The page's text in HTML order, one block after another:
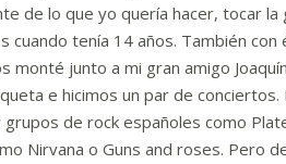
de lo que yo quería hacer, tocar la
tenía 14 años. También con
monté junto a mi gran amigo
e hicimos un par de
de rock españoles como
Nirvana o Guns and roses. Pero